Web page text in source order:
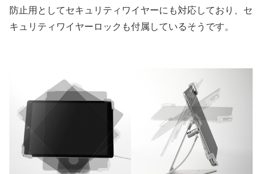
防止用としてセキュリティワイヤーにも対応しており、セ
キュリティワイヤーロックも付属しているそうです。